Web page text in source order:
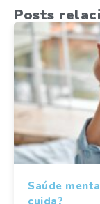
Posts
Saúde